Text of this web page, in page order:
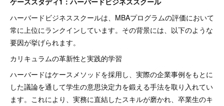
ハーバードビジネススクールは、MBAプログラムの評価において
常に上位にランクインしています。その背景には、以下のような
要因が挙げられます。
カリキュラムの革新性と実践的学習
ハーバードはケースメソッドを採用し、実際の企業事例をもとに
した議論を通して学生の意思決定力を鍛える手法を取り入れてい
ます。これにより、実務に直結したスキルが磨かれ、卒業生のキ